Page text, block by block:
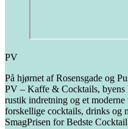
PV
På hjørnet af Rosensgade og
PV – Kaffe & Cocktails, byens
rustik indretning og et
forskellige cocktails, drinks og
SmagPrisen for Bedste